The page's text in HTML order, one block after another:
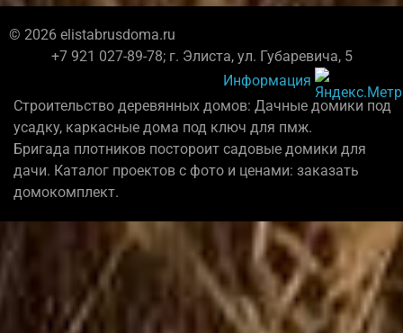
© 2026 elistabrusdoma.ru
+7 921 027-89-78; г. Элиста, ул. Губаревича, 5
Информация
Строительство деревянных домов: Дачные домики под
усадку, каркасные дома под ключ для пмж.
Бригада плотников постороит садовые домики для
дачи. Каталог проектов с фото и ценами: заказать
домокомплект.